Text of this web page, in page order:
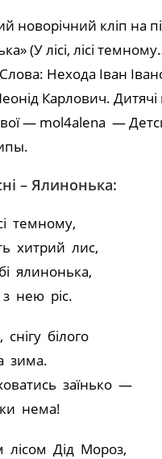
новорічний кліп на
(У лісі, лісі
Нехода Іван
Карлович.
— mol4alena —
– Ялинонька:
темному,
хитрий лис,
ялинонька,
нею ріс.
снігу білого
зима.
заїнько —
нема!
лісом Дід Мороз,